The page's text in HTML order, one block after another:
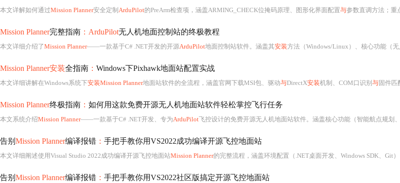
本文详解如何通过Mission Planner安全定制 ArduPilot的PreArm检查项，涵盖ARMING_CHECK位掩码原理、图形化界面配置与参数直调方法；重点说明室内无GPS调试、航点任务检
Mission Planner完整指南 ：ArduPilot无人机地面控制站的终极教程
本文详细介绍了Mission Planner——一款基于C# .NET开发的开源ArduPilot地面控制站软件。涵盖其安装方法（Windows/Linux）、核心功能（无人机校准、航点规
Mission Planner安装全指南 ： Windows下Pixhawk地面站配置实战
本文详细讲解在Windows系统下安装Mission Planner地面站软件的全流程，涵盖官网下载MSI包、驱动与DirectX安装机制、COM口识别 与固件匹配逻辑，
Mission Planner终极指南 ： 如何用这款免费开源无人机地面站软件轻松掌控飞行任务
本文系统介绍Mission Planner——一款基于C# .NET开发、专为ArduPilot飞控设计的免费开源无人机地面站软件。涵盖核心功能（智能航点规划、实时数据监控、硬件
告别 Mission Planner编译报错 ： 手把手教你用VS2022成功编译开源飞控地面站
本文详细阐述使用Visual Studio 2022成功编译开源飞控地面站Mission Planner的完整流程，涵盖环境配置（.NET桌面开发、Windows SDK、Git
告别 Mission Planner编译报错 ： 手把手教你用VS2022社区版搞定开源飞控地面站